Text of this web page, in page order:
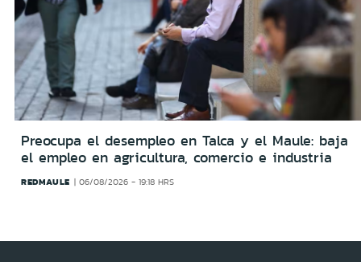
Preocupa el desempleo en Talca y el Maule: baja
el empleo en agricultura, comercio e industria
REDMAULE 06/08/2026 - 19:18 HRS